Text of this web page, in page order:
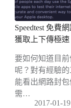
Speedtest 免費
獲取上下傳極速
要如何知道目
呢？對有經驗
能看出網路封
需…
2017-01-19